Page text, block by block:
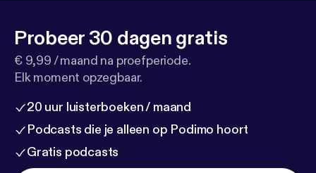
Probeer 30 dagen gratis
€ 9,99 / maand na proefperiode.
Elk moment opzegbaar.
20 uur luisterboeken / maand
Podcasts die je alleen op Podimo hoort
Gratis podcasts